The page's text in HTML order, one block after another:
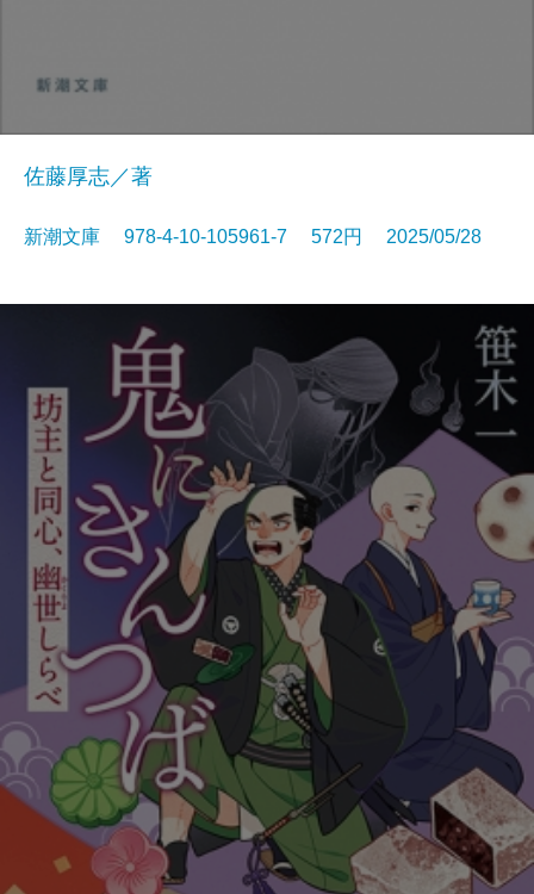
佐藤厚志／著
新潮文庫 978-4-10-105961-7 572円 2025/05/28